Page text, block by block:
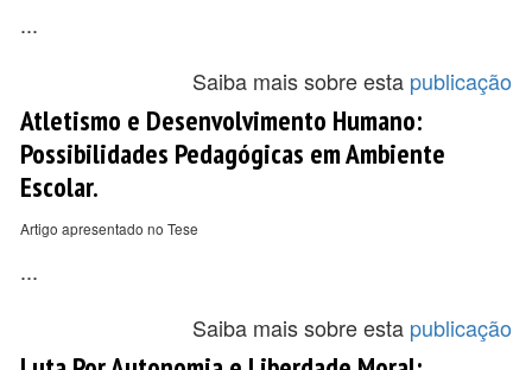
...
Saiba mais sobre esta publicação
Atletismo e Desenvolvimento Humano:
Possibilidades Pedagógicas em Ambiente
Escolar.
Artigo apresentado no Tese
...
Saiba mais sobre esta publicação